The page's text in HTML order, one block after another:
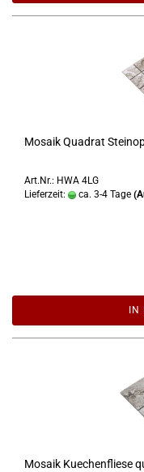
Mosaik Quadrat
Art.Nr.: HWA 4LG
Lieferzeit:
ca. 3-4 Tage
IN
Mosaik Kuechenfliese